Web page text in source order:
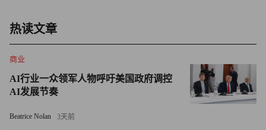
面至今仍未出台相关监管措施。
美国目前尚未出台联邦层面的自动驾驶汽车安全法案。由众
议院两党议员共同提出的《2026年自动驾驶法案》（The
SELF DRIVE Act of 2026）原本有望成为美国首部相关法
热读文章
商业
AI行业一众领军人物呼吁美国政府调控
AI发展节奏
Beatrice Nolan 3天前